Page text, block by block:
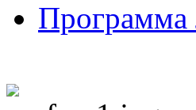
Программа